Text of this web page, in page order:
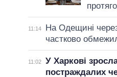
11:14
На Одещині
частково
11:02
У Харкові
постраждалих